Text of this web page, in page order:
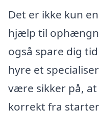
Det er ikke kun
hjælp til
også spare dig
hyre et
være sikker på,
korrekt fra